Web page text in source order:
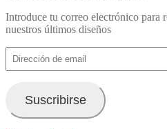
Introduce tu correo electrónico para
nuestros últimos diseños
de
Suscribirse